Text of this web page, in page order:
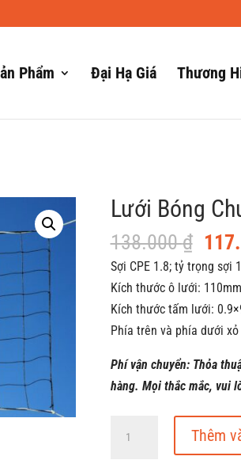
Phẩm Đại Hạ Giá Thương
Lưới Bóng
138.000₫ Giá
gốc
là:
Sợi CPE 1.8; tỷ trọng sợi
Kích thước ô lưới: 110mm
Kích thước tấm lưới:
Phía trên và phía dưới xỏ
Phí vận chuyển: Thỏa
hàng. Mọi thắc mắc, vui
Thêm